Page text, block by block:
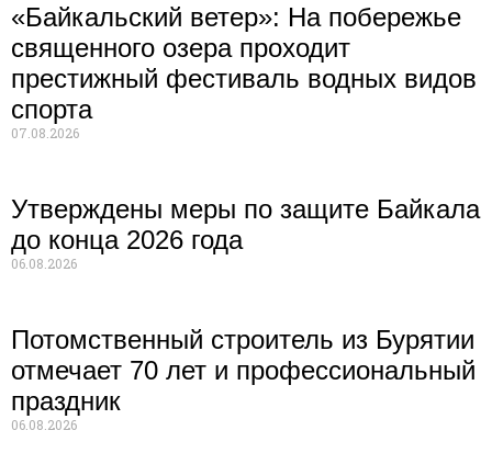
«Байкальский ветер»: На побережье
священного озера проходит
престижный фестиваль водных видов
спорта
07.08.2026
Утверждены меры по защите Байкала
до конца 2026 года
06.08.2026
Потомственный строитель из Бурятии
отмечает 70 лет и профессиональный
праздник
06.08.2026